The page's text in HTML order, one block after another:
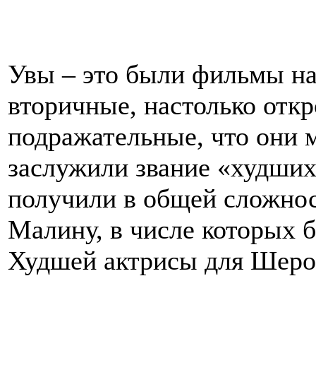
Увы – это были фильмы
вторичные, настолько
подражательные, что они
заслужили звание
получили в общей
Малину, в числе которых
Худшей актрисы для